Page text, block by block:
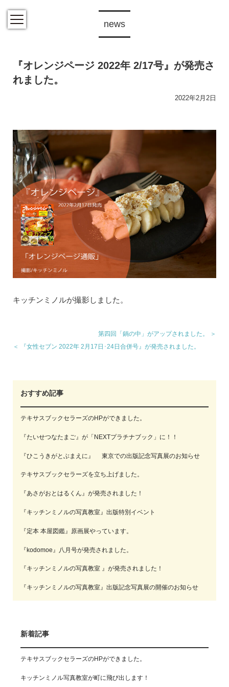
news
『オレンジページ 2022年 2/17号』が発売さ
れました。
2022年2月2日
キッチンミノルが撮影しました。
第四回「鍋の中」がアップされました。 ＞
＜ 『女性セブン 2022年 2月17日･24日合併号』が発売されました。
おすすめ記事
テキサスブックセラーズのHPができました。
『たいせつなたまご』が「NEXTプラチナブック」に！！
『ひこうきがとぶまえに』 東京での出版記念写真展のお知らせ
テキサスブックセラーズを立ち上げました。
『あさがおとはるくん』が発売されました！
『キッチンミノルの写真教室』出版特別イベント
『定本 本屋図鑑』原画展やっています。
『kodomoe』八月号が発売されました。
『キッチンミノルの写真教室 』が発売されました！
『キッチンミノルの写真教室』出版記念写真展の開催のお知らせ
新着記事
テキサスブックセラーズのHPができました。
キッチンミノル写真教室が町に飛び出します！